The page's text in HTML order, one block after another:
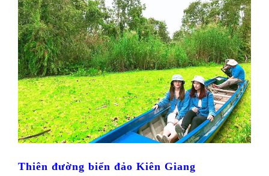
Thiên đường biển đảo Kiên Giang